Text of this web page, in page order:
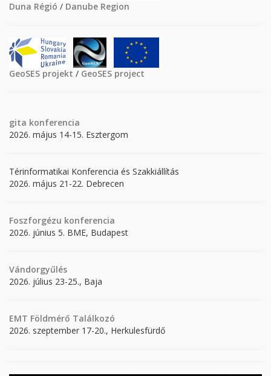
Duna Régió / Danube Region
GeoSES projekt / GeoSES project
gita konferencia
2026. május 14-15. Esztergom
Térinformatikai Konferencia és Szakkiállítás
2026. május 21-22. Debrecen
Foszforgézu konferencia
2026. június 5. BME, Budapest
Vándorgyűlés
2026. július 23-25., Baja
EMT Földmérő Találkozó
2026. szeptember 17-20., Herkulesfürdő